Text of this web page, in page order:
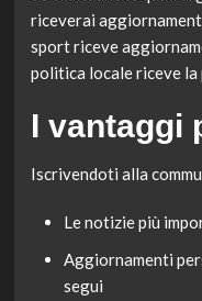
riceverai
sport riceve
politica locale riceve la
I vantaggi
Iscrivendoti alla
Le notizie più
Aggiornamenti
segui